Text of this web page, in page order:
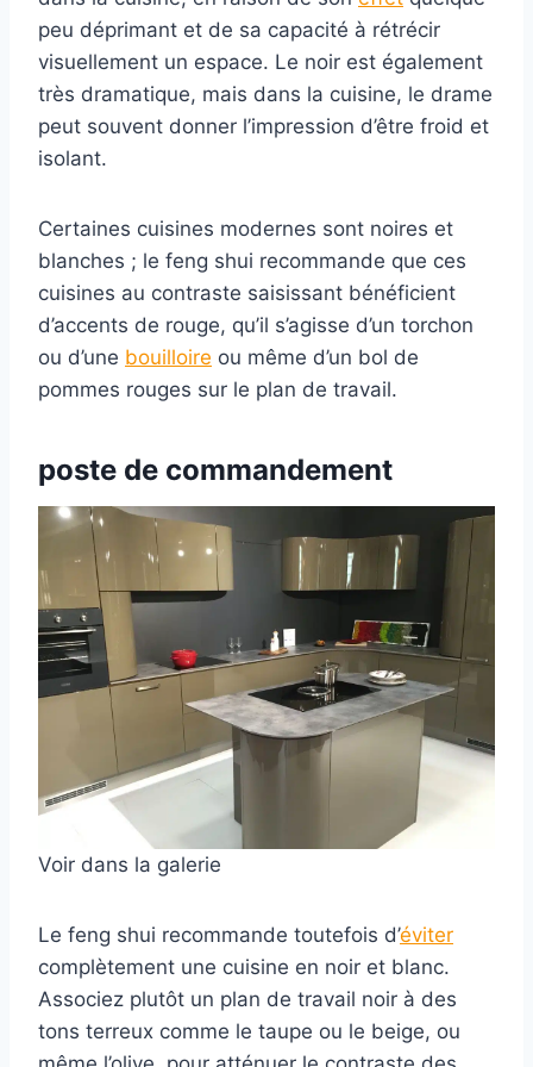
peu déprimant et de sa capacité à rétrécir
visuellement un espace. Le noir est également
très dramatique, mais dans la cuisine, le drame
peut souvent donner l’impression d’être froid et
isolant.
Certaines cuisines modernes sont noires et
blanches ; le feng shui recommande que ces
cuisines au contraste saisissant bénéficient
d’accents de rouge, qu’il s’agisse d’un torchon
ou d’une bouilloire ou même d’un bol de
pommes rouges sur le plan de travail.
poste de commandement
Voir dans la galerie
Le feng shui recommande toutefois d’éviter
complètement une cuisine en noir et blanc.
Associez plutôt un plan de travail noir à des
tons terreux comme le taupe ou le beige, ou